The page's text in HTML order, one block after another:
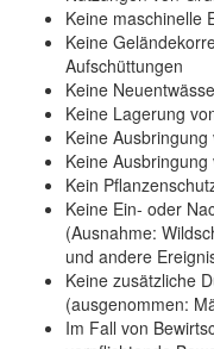
Keine maschinelle
Keine
Aufschüttungen
Keine
Keine Lagerung
Keine
Keine
Kein
Keine Ein- oder
(Ausnahme:
und andere
Keine zusätzliche
(ausgenommen:
Im Fall von